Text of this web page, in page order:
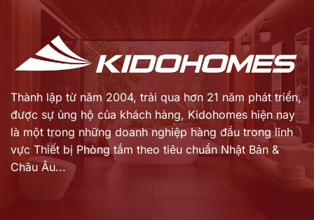
5.683.000 ₫.
Thành lập từ năm 2004, trải qua hơn 21 năm phát triển,
được sự ủng hộ của khách hàng, Kidohomes hiện nay
là một trong những doanh nghiệp hàng đầu trong lĩnh
vực Thiết bị Phòng tắm theo tiêu chuẩn Nhật Bản &
Châu Âu...